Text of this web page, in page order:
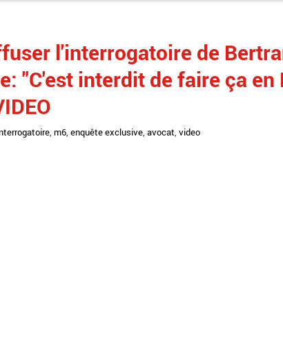
l'interrogatoire de
"C'est interdit de faire ça en
, m6, enquête exclusive, avocat, video